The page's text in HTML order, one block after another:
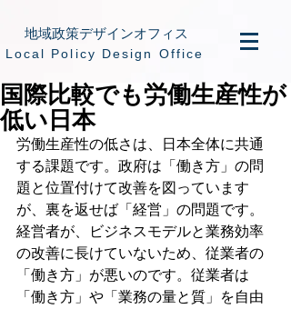
地域政策デザインオフィス
​Local Policy Design Office
国際比較でも労働生産性が
低い日本
労働生産性の低さは、日本全体に共通
する課題です。政府は「働き方」の問
題と位置付けて改善を図っています
が、裏を返せば「経営」の問題です。
経営者が、ビジネスモデルと業務効率
の改善に長けていないため、従業者の
「働き方」が悪いのです。従業者は
「働き方」や「業務の量と質」を自由